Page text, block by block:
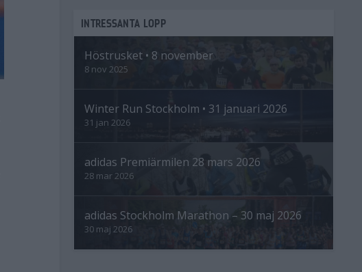
INTRESSANTA LOPP
Höstrusket • 8 november
8 nov 2025
Winter Run Stockholm • 31 januari 2026
31 jan 2026
adidas Premiärmilen 28 mars 2026
28 mar 2026
adidas Stockholm Marathon – 30 maj 2026
30 maj 2026